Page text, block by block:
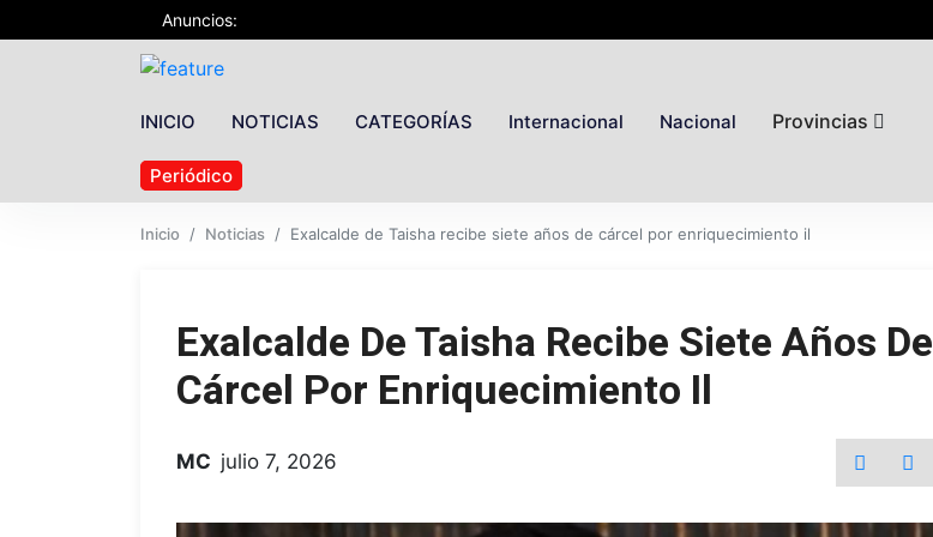
Anuncios:
INICIO NOTICIAS CATEGORÍAS Internacional Nacional Provincias
Periódico
Inicio Noticias Exalcalde de Taisha recibe siete años de cárcel por enriquecimiento il
Exalcalde De Taisha Recibe Siete Años De
Cárcel Por Enriquecimiento Il
MC julio 7, 2026